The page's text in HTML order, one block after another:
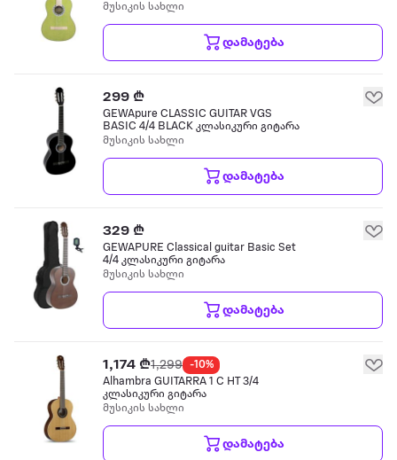
მუსიკის სახლი
დამატება
299 ₾
GEWApure CLASSIC GUITAR VGS
BASIC 4/4 BLACK კლასიკური გიტარა
მუსიკის სახლი
დამატება
329 ₾
GEWAPURE Classical guitar Basic Set
4/4 კლასიკური გიტარა
მუსიკის სახლი
დამატება
1,174 ₾1,299
-10%
Alhambra GUITARRA 1 C HT 3/4
კლასიკური გიტარა
მუსიკის სახლი
დამატება